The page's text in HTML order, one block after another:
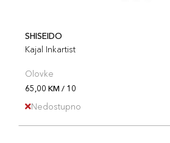
SHISEIDO
Kajal Inkartist
Olovke
65,00 KM / 10
Nedostupno